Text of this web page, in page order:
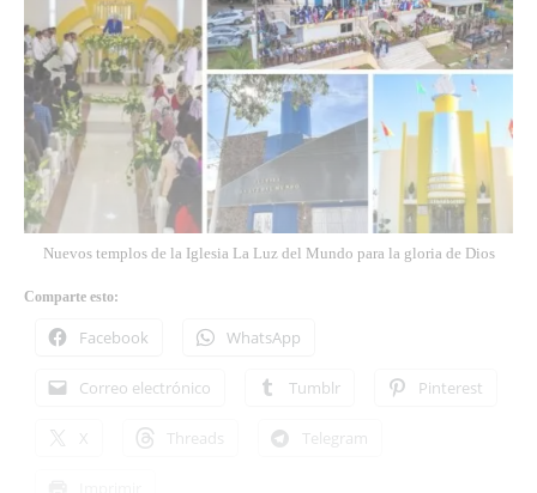
Nuevos templos de la Iglesia La Luz del Mundo para la gloria de Dios
Comparte esto:
Facebook WhatsApp
Correo electrónico Tumblr Pinterest
X Threads Telegram